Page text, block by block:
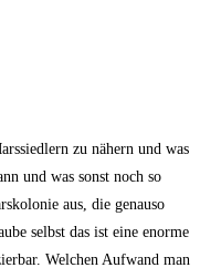
zu nähern und was
und was sonst noch so
aus, die genauso
selbst das ist eine enorme
Welchen Aufwand man